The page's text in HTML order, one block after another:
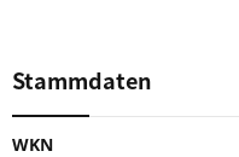
Stammdaten
WKN